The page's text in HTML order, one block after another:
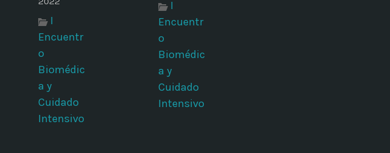
I
Encuentr
o
Biomédic
a y
Cuidado
Intensivo
I
Encuentr
o
Biomédic
a y
Cuidado
Intensivo